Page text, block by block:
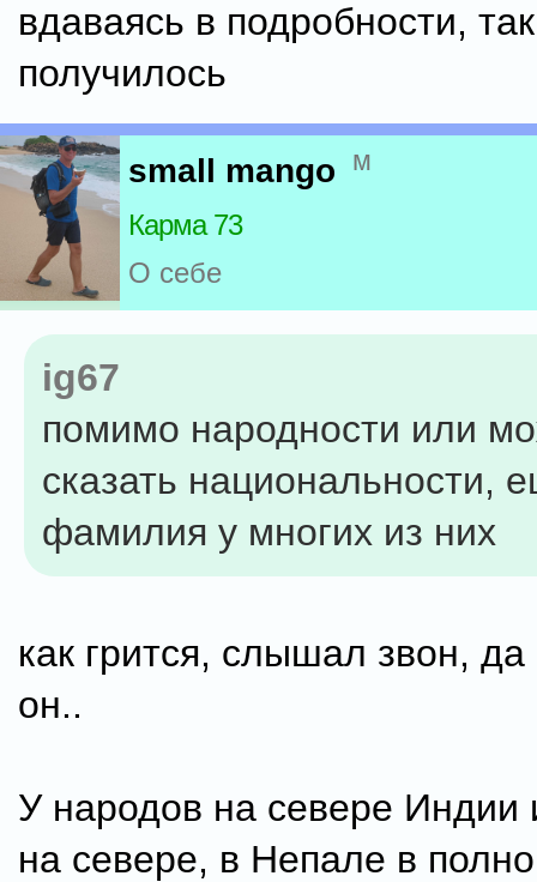
вдаваясь в подробности,
получилось
small mango м
Карма 73
О себе
ig67
помимо народности или
сказать национальности,
фамилия у многих из них
как грится, слышал звон,
он..
У народов на севере Индии
на севере, в Непале в